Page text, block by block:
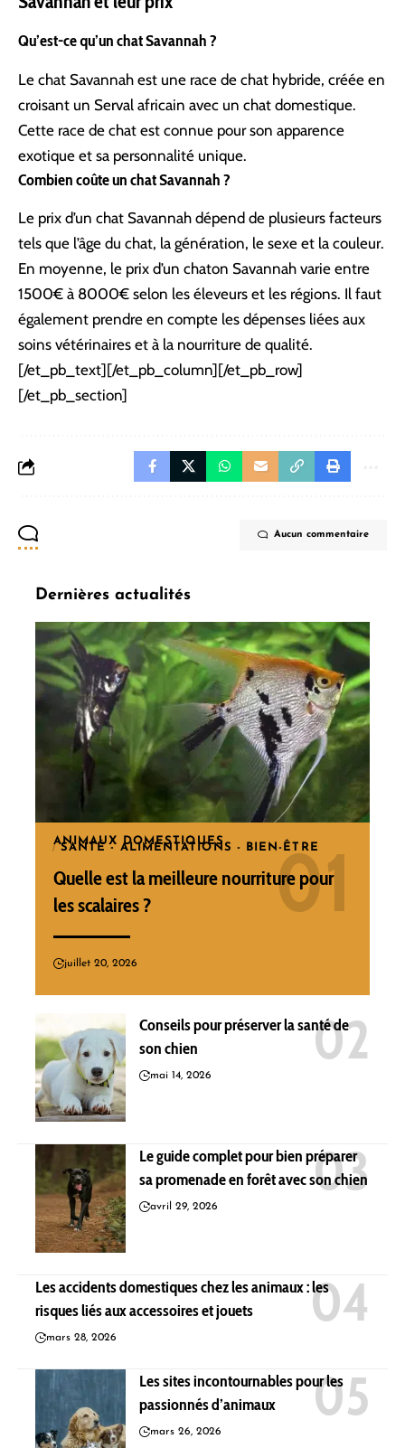
Qu’est-ce qu’un chat Savannah ?
Le chat Savannah est une race de chat hybride, créée en
croisant un Serval africain avec un chat domestique.
Cette race de chat est connue pour son apparence
exotique et sa personnalité unique.
Combien coûte un chat Savannah ?
Le prix d’un chat Savannah dépend de plusieurs facteurs
tels que l’âge du chat, la génération, le sexe et la couleur.
En moyenne, le prix d’un chaton Savannah varie entre
1500€ à 8000€ selon les éleveurs et les régions. Il faut
également prendre en compte les dépenses liées aux
soins vétérinaires et à la nourriture de qualité.
[/et_pb_text][/et_pb_column][/et_pb_row]
[/et_pb_section]
Aucun commentaire
Dernières actualités
ANIMAUX DOMESTIQUES
SANTÉ - ALIMENTATIONS - BIEN-ÊTRE
Quelle est la meilleure nourriture pour
les scalaires ?
juillet 20, 2026
Conseils pour préserver la santé de
son chien
mai 14, 2026
Le guide complet pour bien préparer
sa promenade en forêt avec son chien
avril 29, 2026
Les accidents domestiques chez les animaux : les
risques liés aux accessoires et jouets
mars 28, 2026
Les sites incontournables pour les
passionnés d’animaux
mars 26, 2026